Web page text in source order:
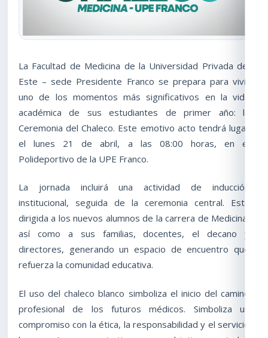
La Facultad de Medicina de la Universidad Privada del
Este – sede Presidente Franco se prepara para vivir
uno de los momentos más significativos en la vida
académica de sus estudiantes de primer año: la
Ceremonia del Chaleco. Este emotivo acto tendrá lugar
el lunes 21 de abril, a las 08:00 horas, en el
Polideportivo de la UPE Franco.
La jornada incluirá una actividad de inducción
institucional, seguida de la ceremonia central. Está
dirigida a los nuevos alumnos de la carrera de Medicina,
así como a sus familias, docentes, el decano y
directores, generando un espacio de encuentro que
refuerza la comunidad educativa.
El uso del chaleco blanco simboliza el inicio del camino
profesional de los futuros médicos. Simboliza un
compromiso con la ética, la responsabilidad y el servicio